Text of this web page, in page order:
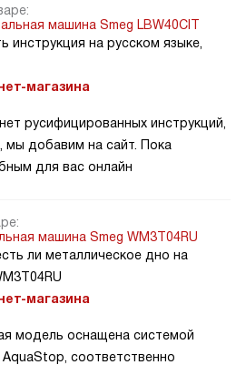
машина Smeg LBW40CIT
инструкция на русском языке,
магазина
русифицированных инструкций,
мы добавим на сайт. Пока
для вас онлайн
машина Smeg WM3T04RU
ли металлическое дно на
магазина
модель оснащена системой
соответственно